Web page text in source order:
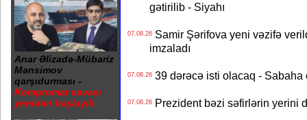
Anar Əlizadə-Mübariz
Mənsimov
qarşıdurması -
Kompromat savaşı
yenidən başlayıb
gətirilib - Siyahı
07.08.26Samir Şərifova yeni vəzifə
imzaladı
07.08.2639 dərəcə isti olacaq - Sabaha
07.08.26Prezident bəzi səfirlərin yerini